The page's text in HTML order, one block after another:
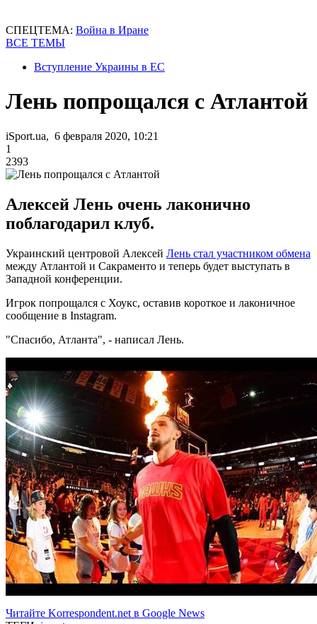
СПЕЦТЕМА: Война в Иране
ВСЕ ТЕМЫ
Вступление Украины в ЕС
Лень попрощался с Атлантой
iSport.ua, 6 февраля 2020, 10:21
1
2393
Алексей Лень очень лаконично
поблагодарил клуб.
Украинский центровой Алексей Лень стал участником обмена
между Атлантой и Сакраменто и теперь будет выступать в
Западной конференции.
Игрок попрощался с Хоукс, оставив короткое и лаконичное
сообщение в Instagram.
"Спасибо, Атланта", - написал Лень.
Читайте Korrespondent.net в Google News